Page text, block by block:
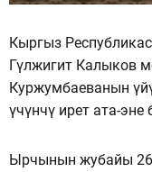
Кыргыз
Гүлжигит Калыков
Куржумбаеванын
үчүнчү ирет ата-эне
Ырчынын жубайы